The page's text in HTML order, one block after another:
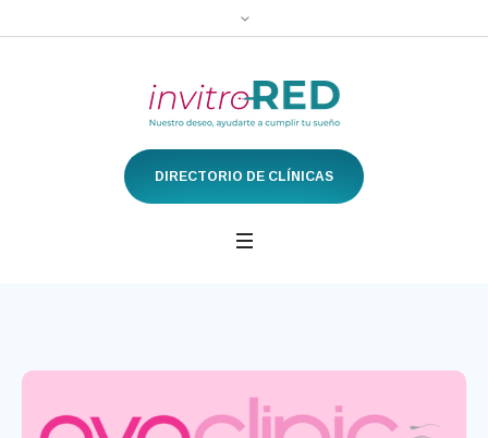
DIRECTORIO DE CLÍNICAS